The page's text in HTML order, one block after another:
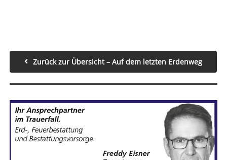
Zurück zur Übersicht – Auf dem letzten Erdenweg